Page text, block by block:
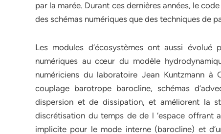
par la marée. Durant ces dernières années, le
des schémas numériques que des techniques de
Les modules d’écosystèmes ont aussi évolué
numériques au cœur du modèle
numériciens du laboratoire Jean Kuntzmann à
couplage barotrope barocline, schémas
dispersion et de dissipation, et améliorent la
discrétisation du temps de de l ‘espace offrant
implicite pour le mode interne (barocline) et